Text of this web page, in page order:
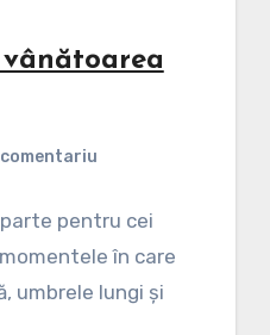
comentariu
pentru cei
în care
umbrele lungi și